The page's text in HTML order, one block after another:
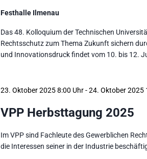
Festhalle Ilmenau
Das 48. Kolloquium der Technischen
Rechtsschutz zum Thema Zukunft sichern
und Innovationsdruck findet vom 10. bis 12.
23. Oktober 2025 8:00 -24. Oktober 2025
VPP Herbsttagung 2025
Im VPP sind Fachleute des Gewerblichen
die Interessen seiner in der Industrie